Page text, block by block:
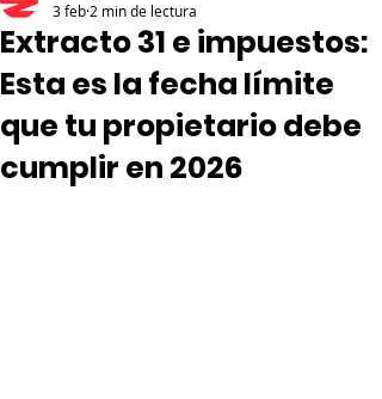
Extracto 31 e impuestos:
Esta es la fecha límite
que tu propietario debe
cumplir en 2026
3 feb 2 min de lectura